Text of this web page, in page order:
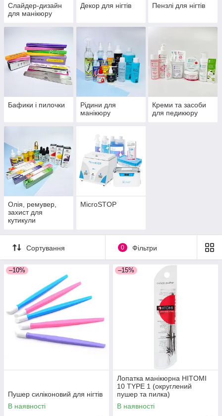
Слайдер-дизайн
для манікюру
Декор для нігтів Пензлі для нігтів
Бафики і пилочки
Рідини для
манікюру
Креми та засоби
для педикюру
Олія, ремувер,
захист для
кутикули
MicroSTOP
Сортування 0 Фільтри
–10%
Пушер силіконовий для нігтів
В наявності
–15%
Лопатка манікюрна HITOMI
10 TYPE 1 (округлений
пушер та пилка)
В наявності